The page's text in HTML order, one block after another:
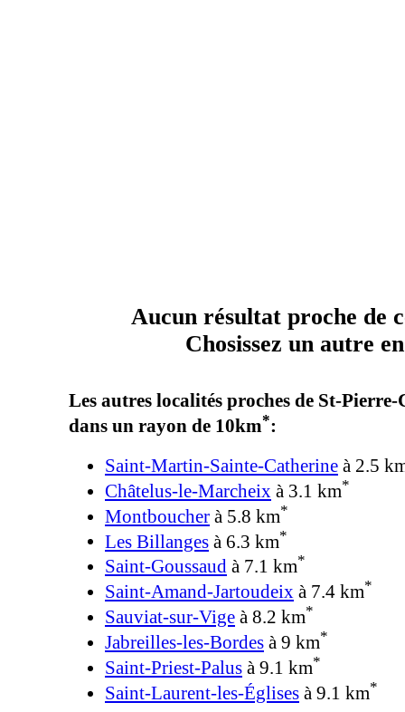
Aucun résultat proche de
Chosissez un autre
Les autres localités proches de St-
dans un rayon de 10km*:
Saint-Martin-Sainte-Catherine à 2.5
Châtelus-le-Marcheix à 3.1 km*
Montboucher à 5.8 km*
Les Billanges à 6.3 km*
Saint-Goussaud à 7.1 km*
Saint-Amand-Jartoudeix à 7.4 km*
Sauviat-sur-Vige à 8.2 km*
Jabreilles-les-Bordes à 9 km*
Saint-Priest-Palus à 9.1 km*
Saint-Laurent-les-Églises à 9.1 km*